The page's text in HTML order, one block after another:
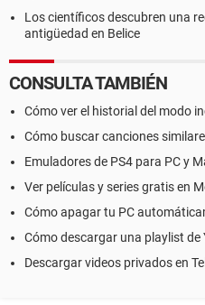
Los científicos descubren una
antigüedad en Belice
CONSULTA TAMBIÉN
Cómo ver el historial del modo
Cómo buscar canciones
Emuladores de PS4 para PC y
Ver películas y series gratis en
Cómo apagar tu PC
Cómo descargar una playlist de
Descargar videos privados en